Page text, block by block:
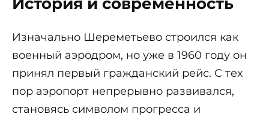
Изначально Шереметьево строился как
военный аэродром, но уже в 1960 году он
принял первый гражданский рейс. С тех
пор аэропорт непрерывно развивался,
становясь символом прогресса и